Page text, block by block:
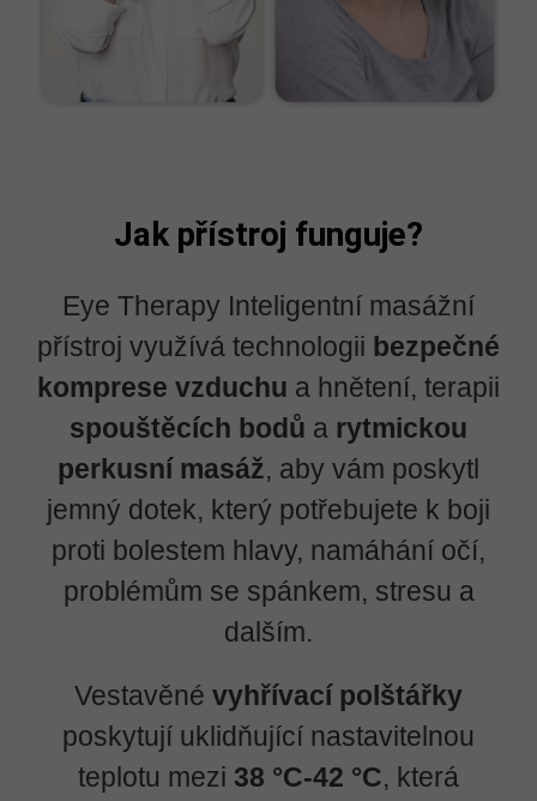
Jak přístroj funguje?
Eye Therapy Inteligentní masážní
přístroj využívá technologii bezpečné
komprese vzduchu a hnětení, terapii
spouštěcích bodů a rytmickou
perkusní masáž, aby vám poskytl
jemný dotek, který potřebujete k boji
proti bolestem hlavy, namáhání očí,
problémům se spánkem, stresu a
dalším.
Vestavěné vyhřívací polštářky
poskytují uklidňující nastavitelnou
teplotu mezi 38 °C-42 °C, která